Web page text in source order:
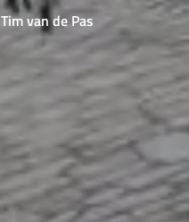
Tim van de Pas